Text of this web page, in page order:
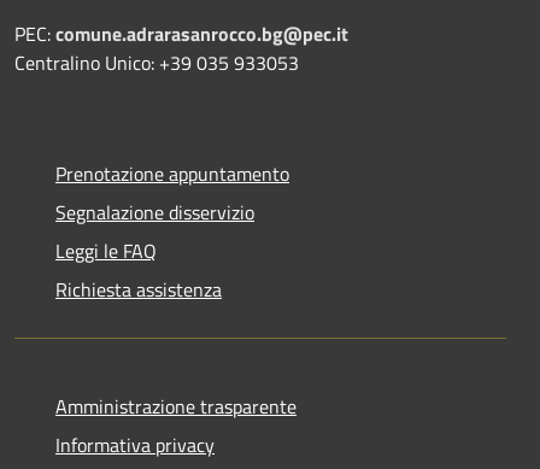
PEC:comune.adrarasanrocco.bg@pec.it
Centralino Unico: +39 035 933053
Prenotazione appuntamento
Segnalazione disservizio
Leggi le FAQ
Richiesta assistenza
Amministrazione trasparente
Informativa privacy